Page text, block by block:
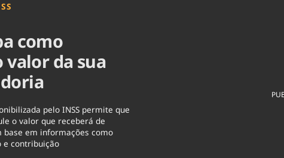
como
valor da sua
pelo INSS permite que
o valor que receberá de
base em informações como
e contribuição